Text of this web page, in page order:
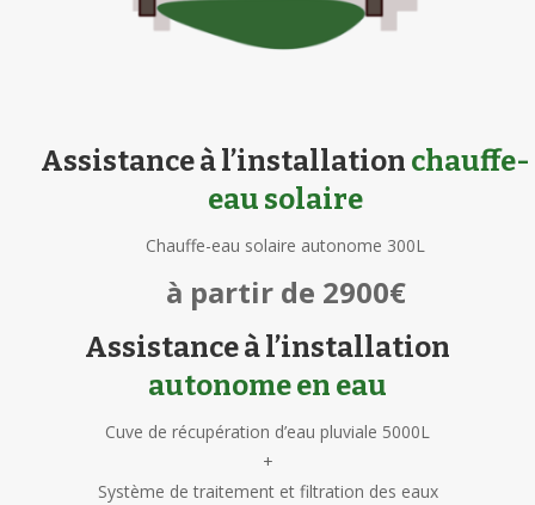
Assistance à l’installation chauffe-
eau solaire
Chauffe-eau solaire autonome 300L
à partir de 2900€
Assistance à l’installation
autonome en eau
Cuve de récupération d’eau pluviale 5000L
+
Système de traitement et filtration des eaux